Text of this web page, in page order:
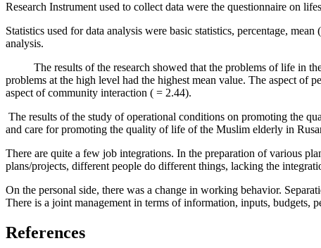
Research Instrument used to collect data were the questionnaire on
Statistics used for data analysis were basic statistics, percentage,
analysis.
The results of the research showed that the problems of life in the
problems at the high level had the highest mean value. The aspect
aspect of community interaction ( = 2.44).
The results of the study of operational conditions on promoting the
and care for promoting the quality of life of the Muslim elderly in
There are quite a few job integrations. In the preparation of various
plans/projects, different people do different things, lacking the
On the personal side, there was a change in working behavior.
There is a joint management in terms of information, inputs, budgets,
References